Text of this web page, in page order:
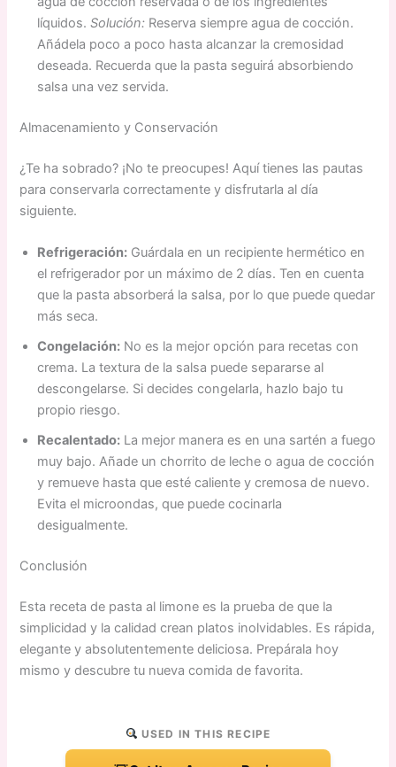
líquidos.Solución: Reserva siempre agua de cocción.
Añádela poco a poco hasta alcanzar la cremosidad
deseada. Recuerda que la pasta seguirá absorbiendo
salsa una vez servida.
Almacenamiento y Conservación
¿Te ha sobrado? ¡No te preocupes! Aquí tienes las pautas
para conservarla correctamente y disfrutarla al día
siguiente.
Refrigeración: Guárdala en un recipiente hermético en
el refrigerador por un máximo de 2 días. Ten en cuenta
que la pasta absorberá la salsa, por lo que puede quedar
más seca.
Congelación: No es la mejor opción para recetas con
crema. La textura de la salsa puede separarse al
descongelarse. Si decides congelarla, hazlo bajo tu
propio riesgo.
Recalentado: La mejor manera es en una sartén a fuego
muy bajo. Añade un chorrito de leche o agua de cocción
y remueve hasta que esté caliente y cremosa de nuevo.
Evita el microondas, que puede cocinarla
desigualmente.
Conclusión
Esta receta de pasta al limone es la prueba de que la
simplicidad y la calidad crean platos inolvidables. Es rápida,
elegante y absolutentemente deliciosa. Prepárala hoy
mismo y descubre tu nueva comida de favorita.
USED IN THIS RECIPE